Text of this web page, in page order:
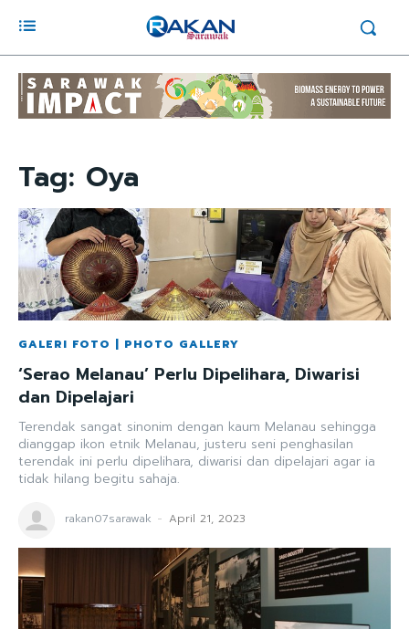
Tag: Oya
GALERI FOTO | PHOTO GALLERY
‘Serao Melanau’ Perlu Dipelihara, Diwarisi
dan Dipelajari
Terendak sangat sinonim dengan kaum Melanau sehingga
dianggap ikon etnik Melanau, justeru seni penghasilan
terendak ini perlu dipelihara, diwarisi dan dipelajari agar ia
tidak hilang begitu sahaja.
rakan07sarawak - April 21, 2023